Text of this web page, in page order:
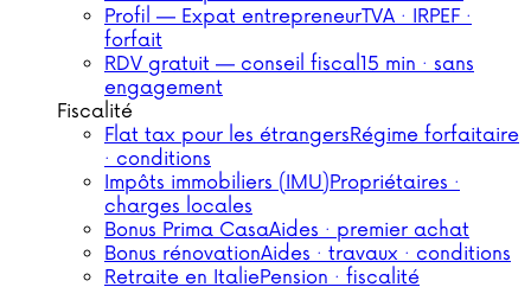
Profil — Expat entrepreneurTVA · IRPEF ·
forfait
RDV gratuit — conseil fiscal15 min · sans
engagement
Fiscalité
Flat tax pour les étrangersRégime forfaitaire
· conditions
Impôts immobiliers (IMU)Propriétaires ·
charges locales
Bonus Prima CasaAides · premier achat
Bonus rénovationAides · travaux · conditions
Retraite en ItaliePension · fiscalité